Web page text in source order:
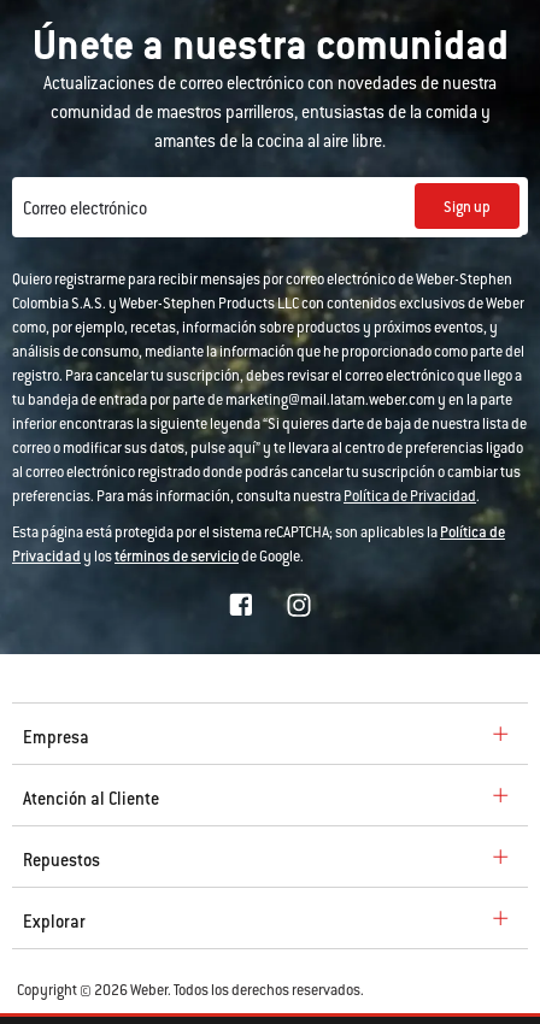
Únete a nuestra comunidad
Actualizaciones de correo electrónico con novedades de nuestra
comunidad de maestros parrilleros, entusiastas de la comida y
amantes de la cocina al aire libre.
Correo electrónico Sign up
Quiero registrarme para recibir mensajes por correo electrónico de Weber-Stephen
Colombia S.A.S. y Weber-Stephen Products LLC con contenidos exclusivos de Weber
como, por ejemplo, recetas, información sobre productos y próximos eventos, y
análisis de consumo, mediante la información que he proporcionado como parte del
registro. Para cancelar tu suscripción, debes revisar el correo electrónico que llego a
tu bandeja de entrada por parte de marketing@mail.latam.weber.com y en la parte
inferior encontraras la siguiente leyenda “Si quieres darte de baja de nuestra lista de
correo o modificar sus datos, pulse aquí” y te llevara al centro de preferencias ligado
al correo electrónico registrado donde podrás cancelar tu suscripción o cambiar tus
preferencias. Para más información, consulta nuestraPolítica de Privacidad.
Esta página está protegida por el sistema reCAPTCHA; son aplicables laPolítica de
Privacidady lostérminos de serviciode Google.
Empresa
Atención al Cliente
Repuestos
Explorar
Copyright © 2026 Weber. Todos los derechos reservados.